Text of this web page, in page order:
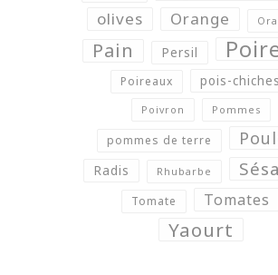
olives Orange
Pain Persil
Poireaux pois-chiches
Poivron Pommes
pommes de terre
Radis Rhubarbe
Tomate Tomates
Yaourt